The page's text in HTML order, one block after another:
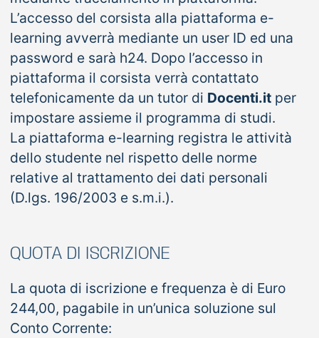
L’accesso del corsista alla piattaforma e-
learning avverrà mediante un user ID ed una
password e sarà h24. Dopo l’accesso in
piattaforma il corsista verrà contattato
telefonicamente da un tutor di Docenti.it per
impostare assieme il programma di studi.
La piattaforma e-learning registra le attività
dello studente nel rispetto delle norme
relative al trattamento dei dati personali
(D.lgs. 196/2003 e s.m.i.).
QUOTA DI ISCRIZIONE
La quota di iscrizione e frequenza è di Euro
244,00, pagabile in un’unica soluzione sul
Conto Corrente: